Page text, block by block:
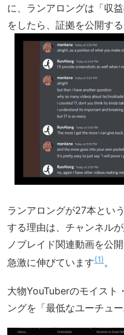
に、ランアロングは「収
をしたら、証拠を公開す
ランアロングが27本とい
する理由は、チャンネル
ノブレイド関連動画を公
急激に伸びています 1 。
大物YouTuberのモイスト
ングを「最低なユーチュ